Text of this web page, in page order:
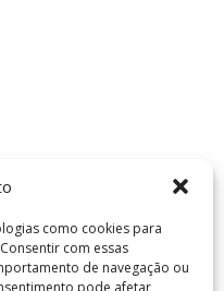
como cookies para
com essas
de navegação ou
pode afetar